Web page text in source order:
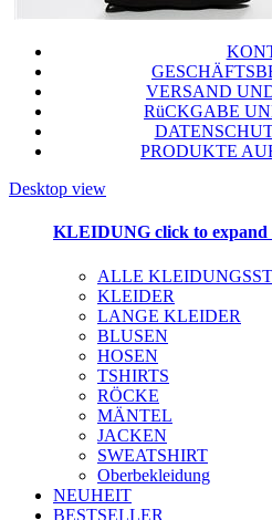
VERSAND
RüCKGABE
PRODUKTE
Desktop view
KLEIDUNG click to expand
ALLE
KLEIDER
LANGE KLEIDER
BLUSEN
HOSEN
TSHIRTS
RÖCKE
MÄNTEL
JACKEN
SWEATSHIRT
Oberbekleidung
NEUHEIT
BESTSELLER